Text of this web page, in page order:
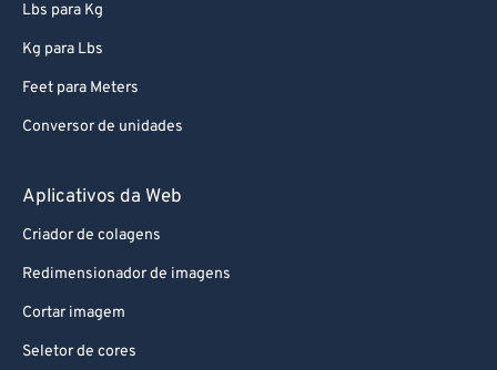
Lbs para Kg
Kg para Lbs
Feet para Meters
Conversor de unidades
Aplicativos da Web
Criador de colagens
Redimensionador de imagens
Cortar imagem
Seletor de cores